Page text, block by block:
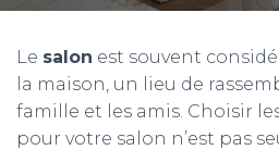
Le salon est souvent
la maison, un lieu de
famille et les amis. Choisir
pour votre salon n’est pas